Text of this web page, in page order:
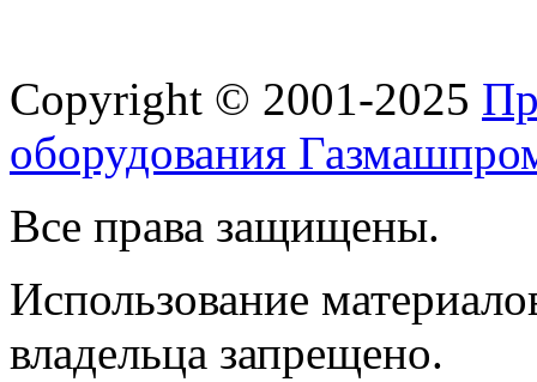
Copyright © 2001-2025
оборудования
Все права защищены.
Использование
владельца запрещено.